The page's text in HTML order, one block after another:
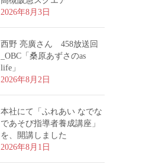
2026年8月3日
西野 亮廣さん 458放送回
_OBC「桑原あずさのas
life」
2026年8月2日
本社にて「ふれあい なでな
であそび指導者養成講座」
を、開講しました
2026年8月1日